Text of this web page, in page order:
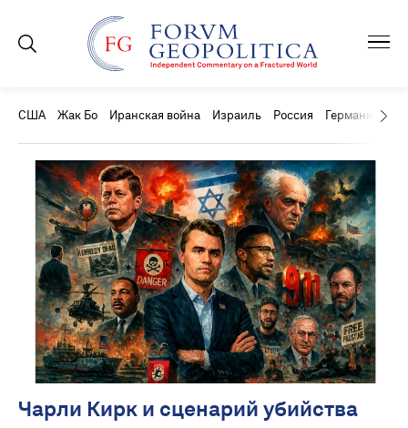
США Жак Бо Иранская война Израиль Россия Германия
Чарли Кирк и сценарий убийства